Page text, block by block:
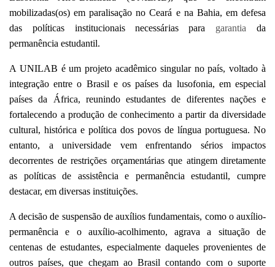
mobilizadas(os) em paralisação no Ceará e na Bahia, em defesa
das políticas institucionais necessárias para garantia da
permanência estudantil.
A UNILAB é um projeto acadêmico singular no país, voltado à
integração entre o Brasil e os países da lusofonia, em especial
países da África, reunindo estudantes de diferentes nações e
fortalecendo a produção de conhecimento a partir da diversidade
cultural, histórica e política dos povos de língua portuguesa. No
entanto, a universidade vem enfrentando sérios impactos
decorrentes de restrições orçamentárias que atingem diretamente
as políticas de assistência e permanência estudantil, cumpre
destacar, em diversas instituições.
A decisão de suspensão de auxílios fundamentais, como o auxílio-
permanência e o auxílio-acolhimento, agrava a situação de
centenas de estudantes, especialmente daqueles provenientes de
outros países, que chegam ao Brasil contando com o suporte